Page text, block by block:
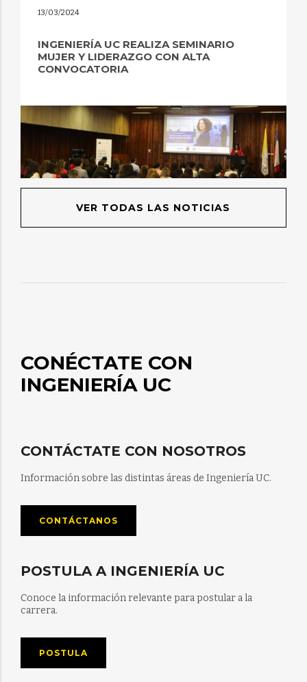
13/03/2024
INGENIERÍA UC REALIZA SEMINARIO
MUJER Y LIDERAZGO CON ALTA
CONVOCATORIA
VER TODAS LAS NOTICIAS
CONÉCTATE CON
INGENIERÍA UC
CONTÁCTATE CON NOSOTROS
Información sobre las distintas áreas de Ingeniería UC.
CONTÁCTANOS
POSTULA A INGENIERÍA UC
Conoce la información relevante para postular a la
carrera.
POSTULA